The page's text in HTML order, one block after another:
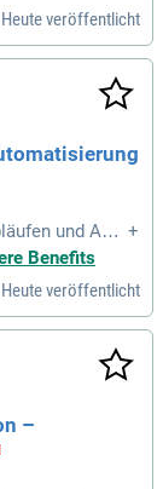
Heute veröffentlicht
und Auto
Prod
steigern. Durc
Studium
ideale Grundla
industrielle
von KI-Too
die kontinuie
+
Benefits
Heute veröffentlicht
–